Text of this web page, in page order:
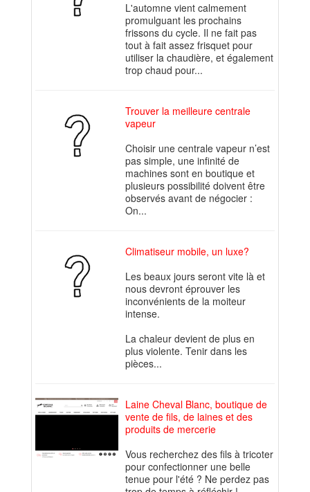
L'automne vient calmement
promulguant les prochains
frissons du cycle. Il ne fait pas
tout à fait assez frisquet pour
utiliser la chaudière, et également
trop chaud pour...
Trouver la meilleure centrale
vapeur
Choisir une centrale vapeur n’est
pas simple, une infinité de
machines sont en boutique et
plusieurs possibilité doivent être
observés avant de négocier :
On...
Climatiseur mobile, un luxe?
Les beaux jours seront vite là et
nous devront éprouver les
inconvénients de la moiteur
intense.
La chaleur devient de plus en
plus violente. Tenir dans les
pièces...
Laine Cheval Blanc, boutique de
vente de fils, de laines et des
produits de mercerie
Vous recherchez des fils à tricoter
pour confectionner une belle
tenue pour l'été ? Ne perdez pas